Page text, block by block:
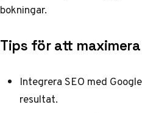
bokningar.
Tips för att maximera
Integrera SEO med
resultat.